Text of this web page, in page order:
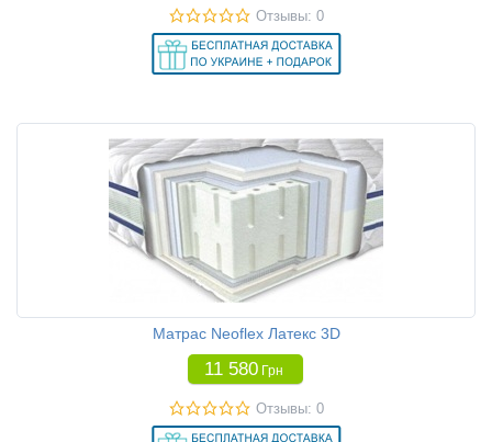
Отзывы: 0
Матрас Neoflex Латекс 3D
11 580 Грн
Отзывы: 0